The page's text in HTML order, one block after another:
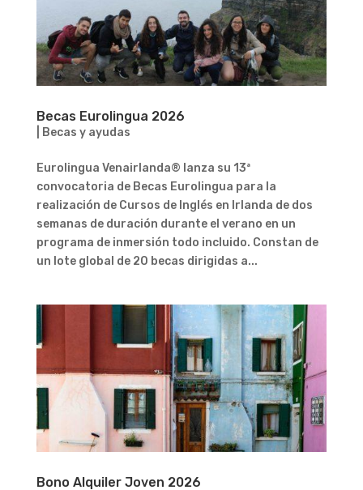
Becas Eurolingua 2026
Becas y ayudas
Eurolingua Venairlanda® lanza su 13ª
convocatoria de Becas Eurolingua para la
realización de Cursos de Inglés en Irlanda de dos
semanas de duración durante el verano en un
programa de inmersión todo incluido. Constan de
un lote global de 20 becas dirigidas a...
Bono Alquiler Joven 2026